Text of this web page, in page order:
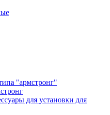
"армстронг"
для установки для